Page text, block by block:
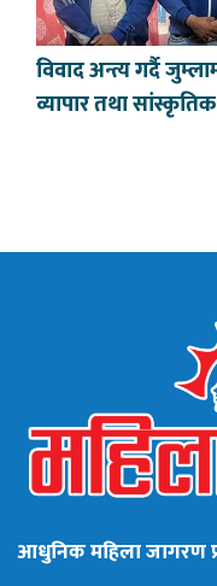
विवाद अन्त्य गर्दै
व्यापार तथा
आधुनिक महिला जागरण